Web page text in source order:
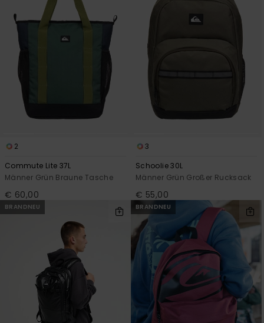
2
Commute Lite 37L
Männer Grün Braune Tasche
€ 60,00
3
Schoolie 30L
Männer Grün Großer Rucksack
€ 55,00
BRANDNEU BRANDNEU